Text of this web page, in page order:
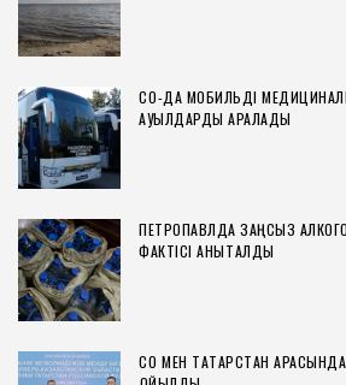
СҚО-ДА МОБИЛЬДІ
АУЫЛДАРДЫ АРАЛАДЫ
ПЕТРОПАВЛДА ЗАҢСЫЗ
ФАКТІСІ АНЫҚТАЛДЫ
СҚО МЕН ТАТАРСТАН